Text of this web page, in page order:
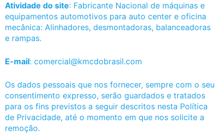
Atividade do site: Fabricante Nacional de máquinas e
equipamentos automotivos para auto center e oficina
mecânica: Alinhadores, desmontadoras, balanceadoras
e rampas.
E-mail: comercial@kmcdobrasil.com
Os dados pessoais que nos fornecer, sempre com o seu
consentimento expresso, serão guardados e tratados
para os fins previstos a seguir descritos nesta Política
de Privacidade, até o momento em que nos solicite a
remoção.